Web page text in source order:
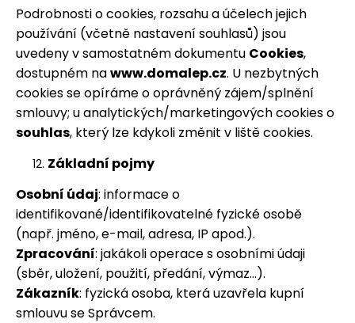
Podrobnosti o cookies, rozsahu a účelech jejich
používání (včetně nastavení souhlasů) jsou
uvedeny v samostatném dokumentu Cookies,
dostupném nawww.domalep.cz. U nezbytných
cookies se opíráme o oprávněný zájem/splnění
smlouvy; u analytických/marketingových cookies o
souhlas, který lze kdykoli změnit v liště cookies.
Základní pojmy
Osobní údaj: informace o
identifikované/identifikovatelné fyzické osobě
(např. jméno, e-mail, adresa, IP apod.).
Zpracování: jakákoli operace s osobními údaji
(sběr, uložení, použití, předání, výmaz…).
Zákazník: fyzická osoba, která uzavřela kupní
smlouvu se Správcem.